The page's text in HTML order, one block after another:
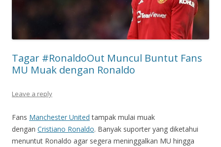
Tagar #RonaldoOut Muncul Buntut Fans
MU Muak dengan Ronaldo
Leave a reply
Fans Manchester United tampak mulai muak
dengan Cristiano Ronaldo. Banyak suporter yang diketahui
menuntut Ronaldo agar segera meninggalkan MU hingga